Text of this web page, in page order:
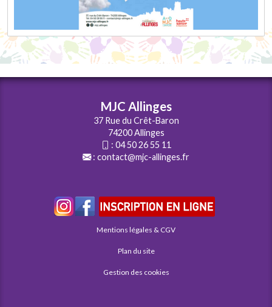
MJC Allinges
37 Rue du Crêt-Baron
74200 Allinges
: 04 50 26 55 11
: contact@mjc-allinges.fr
Mentions légales & CGV
Plan du site
Gestion des cookies